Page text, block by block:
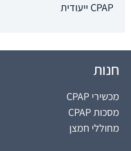
CPAP ייעודית
חנות
מכשירי CPAP
מסכות CPAP
מחוללי חמצן